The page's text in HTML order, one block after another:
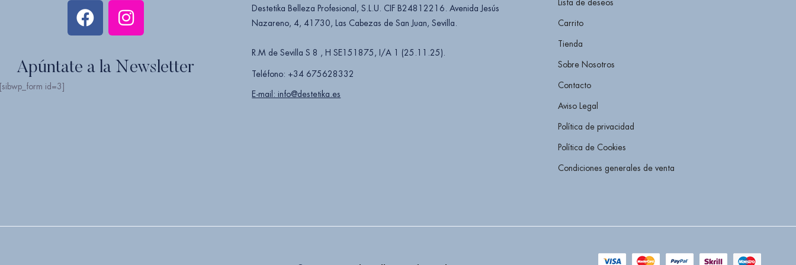
Apúntate a la Newsletter
id=3]
Destetika Belleza Profesional, S.L.U. CIF B24812216. Avenida Jesús
Nazareno, 4, 41730, Las Cabezas de San Juan, Sevilla.
R.M de Sevilla S 8 , H SE151875, I/A 1 (25.11.25).
Teléfono: +34 675628332
E-mail: info@destetika.es
Lista de deseos
Carrito
Tienda
Sobre Nosotros
Contacto
Aviso Legal
Política de privacidad
Política de Cookies
Condiciones generales de venta